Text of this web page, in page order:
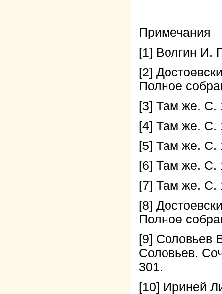
Примечания
[1] Волгин И.
[2]
Полное
[3] Там же. С.
[4] Там же. С.
[5] Там же. С.
[6] Там же. С.
[7] Там же. С.
[8]
Полное
[9] Соловьев
Соловьев.
301.
[10] Ириней